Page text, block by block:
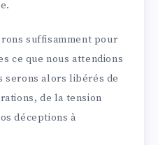
suffisamment pour
ce que nous attendions
serons alors libérés de
de la tension
déceptions à